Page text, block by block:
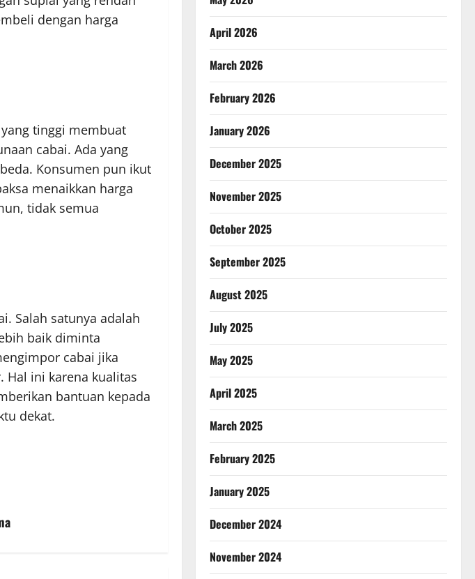
dengan harga
tinggi membuat
cabai. Ada yang
Konsumen pun ikut
menaikkan harga
tidak semua
Salah satunya adalah
baik diminta
cabai jika
ini karena kualitas
bantuan kepada
dekat.
April 2026
March 2026
February 2026
January 2026
December 2025
November 2025
October 2025
September 2025
August 2025
July 2025
May 2025
April 2025
March 2025
February 2025
January 2025
December 2024
November 2024